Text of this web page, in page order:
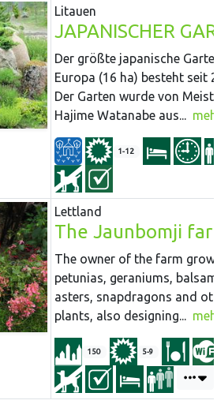
Litauen
JAPANISCHER
Der größte japanische
Europa (16 ha) besteht seit
Der Garten wurde von
Hajime Watanabe aus...
1-12
Lettland
The Jaunbomji
The owner of the farm
petunias, geraniums,
asters, snapdragons and
plants, also designing...
150 5-9